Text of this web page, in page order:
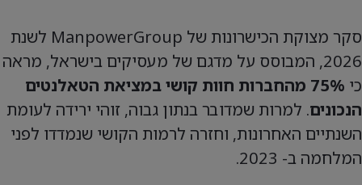
סקר מצוקת הכישרונות של ManpowerGroup לשנת
2026, המבוסס על מדגם של מעסיקים בישראל, מראה
כי
75% מהחברות חוות קושי במציאת הטאלנטים
הנכונים. למרות שמדובר בנתון גבוה, זוהי ירידה לעומת
השנתיים האחרונות, וחזרה לרמות הקושי שנמדדו לפני
המלחמה ב- 2023.